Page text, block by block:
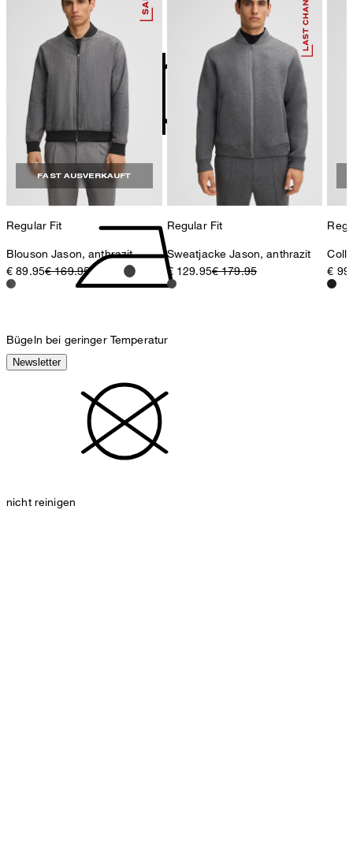
nicht bleichen
nicht Trommeltrocknen
Bügeln bei geringer Temperatur
nicht reinigen
Deutschland
contact@strellson.com
Produzent
Strellson AG
Sonnenwiesenstrasse 21
8280 Kreuzlingen
Schweiz
FAST AUSVERKAUFT
Regular Fit
Blouson Jason, anthrazit
€ 89.95€ 169.95
Regular Fit
Sweatjacke Jason, anthrazit
€ 129.95€ 179.95
€
Newsletter